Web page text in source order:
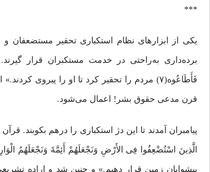
***
یکی از ابزارهای نظام استکباری تحقیر
برده‌داری به‌راحتی در خدمت مستکبران قرار
فَأَطَاعُوه(۷) مردم را تحقیر کرد تا او را
قرن مدعی حقوق بشر! اعمال می‌شود.
پیامبران آمدند تا این دژ استکباری را درهم بکوبند.
پیشوایان زمین قرار دهیم.» و چنین شد و اراده